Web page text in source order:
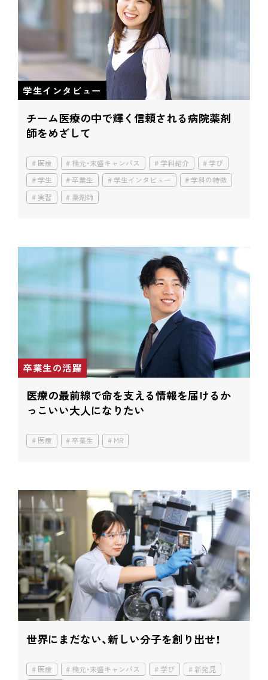
学生インタビュー
チーム医療の中で輝く信頼される病院薬剤
師をめざして
医療 楠元・末盛キャンパス 学科紹介
学び
学生
卒業生 学生インタビュー
学科の特徴
実習
薬剤師
卒業生の活躍
医療の最前線で命を支える情報を届けるか
っこいい大人になりたい
医療 卒業生 MR
世界にまだない、新しい分子を創り出せ！
医療 楠元・末盛キャンパス 学び
新発見